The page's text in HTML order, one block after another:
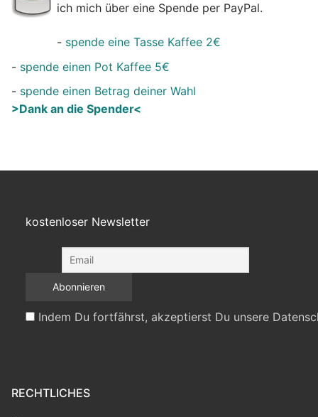
ich mich über eine Spende per PayPal.
- spende eine Tasse Kaffee 2€
- spende einen Pot Kaffee 5€
- spende einen Betrag deiner Wahl
>Dank an die Spender<
kostenloser Newsletter
Indem Du fortfährst, akzeptierst Du unsere
RECHTLICHES